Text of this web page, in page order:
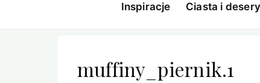
Inspiracje Ciasta i desery
muffiny_piernik.1